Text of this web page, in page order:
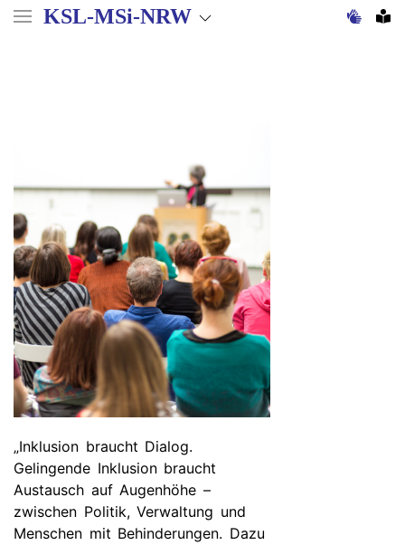
Direkt KSL-MSi-NRW
„Inklusion braucht Dialog.
Gelingende Inklusion braucht
Austausch auf Augenhöhe –
zwischen Politik, Verwaltung und
Menschen mit Behinderungen. Dazu